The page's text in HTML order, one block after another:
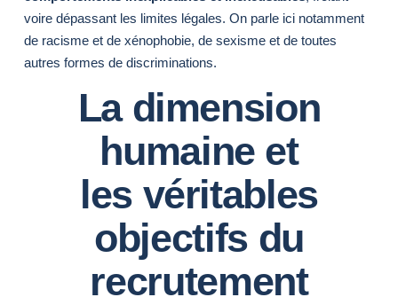
voire dépassant les limites légales. On parle ici notamment
de racisme et de xénophobie, de sexisme et de toutes
autres formes de discriminations.
La dimension
humaine et
les véritables
objectifs du
recrutement